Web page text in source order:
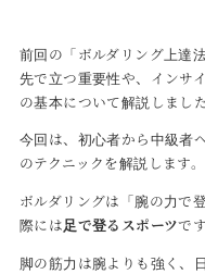
前回の「ボルダリング上達
先で立つ重要性や、インサ
の基本について解説しました
今回は、初心者から中級者
のテクニックを解説します。
ボルダリングは「腕の力で
際には足で登るスポーツです
脚の筋力は腕よりも強く、